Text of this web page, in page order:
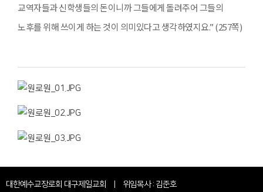
교역자들과 신학생들의 돈이니까 그들에게 돌려주어 그들의
노후를 위해 쓰이게 하는 것이 의미있다고 생각하였지요.” (257쪽)
대한예수교장로회 대구제일교회 | 위임목사 : 김준호